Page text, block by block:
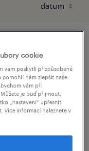
cookie
vám poskytli přizpůsobené
nám zlepšit naše
vám při
je buď přijmout,
„nastavení“ upřesnit
Více informací naleznete v